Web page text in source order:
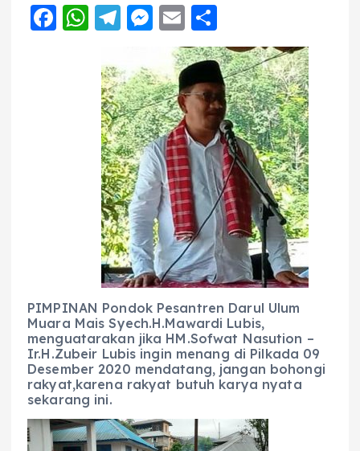
F
W
a
ts
A
p
p
T
e
g
r
a
m
M
ss
e
n
g
er
E
m
ai
l
h
a
re
PIMPINAN Pondok Pesantren Darul Ulum
Muara Mais Syech.H.Mawardi Lubis,
menguatarakan jika HM.Sofwat Nasution –
Ir.H.Zubeir Lubis ingin menang di Pilkada 09
Desember 2020 mendatang, jangan bohongi
rakyat,karena rakyat butuh karya nyata
sekarang ini.